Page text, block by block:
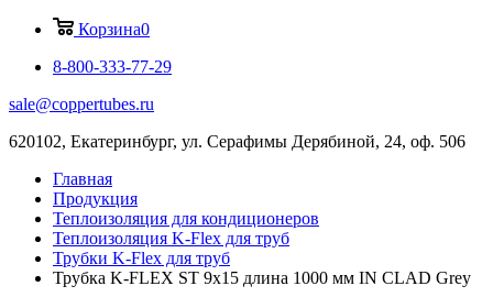
Корзина0
8-800-333-77-29
sale@coppertubes.ru
620102, Екатеринбург, ул. Серафимы Дерябиной, 24, оф. 506
Главная
Продукция
Теплоизоляция для кондиционеров
Теплоизоляция K-Flex для труб
Трубки K-Flex для труб
Трубка K-FLEX ST 9х15 длина 1000 мм IN CLAD Grey